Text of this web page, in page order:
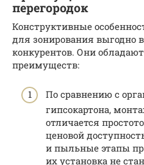
перегородок
Конструктивные
для зонирования выгодно
конкурентов. Они
преимуществ:
По сравнению с
гипсокартона,
отличается
ценовой
и пыльные этапы
их установка не